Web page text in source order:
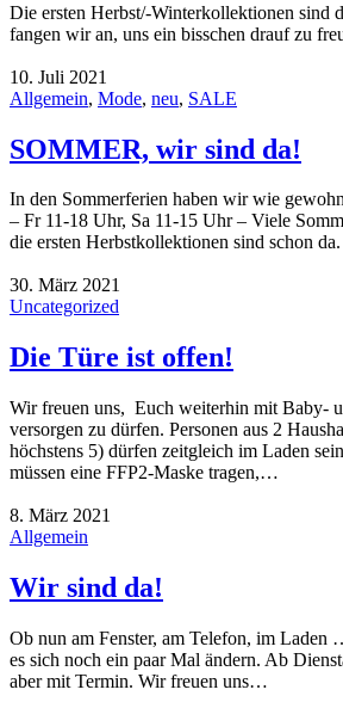
Die ersten Herbst/-Winterkollektionen sind
fangen wir an, uns ein bisschen drauf zu
10. Juli 2021
Allgemein, Mode, neu, SALE
SOMMER, wir sind da!
In den Sommerferien haben wir wie
– Fr 11-18 Uhr, Sa 11-15 Uhr – Viele
die ersten Herbstkollektionen sind schon
30. März 2021
Uncategorized
Die Türe ist offen!
Wir freuen uns, Euch weiterhin mit Baby-
versorgen zu dürfen. Personen aus 2
höchstens 5) dürfen zeitgleich im Laden
müssen eine FFP2-Maske tragen,…
8. März 2021
Allgemein
Wir sind da!
Ob nun am Fenster, am Telefon, im
es sich noch ein paar Mal ändern. Ab
aber mit Termin. Wir freuen uns…